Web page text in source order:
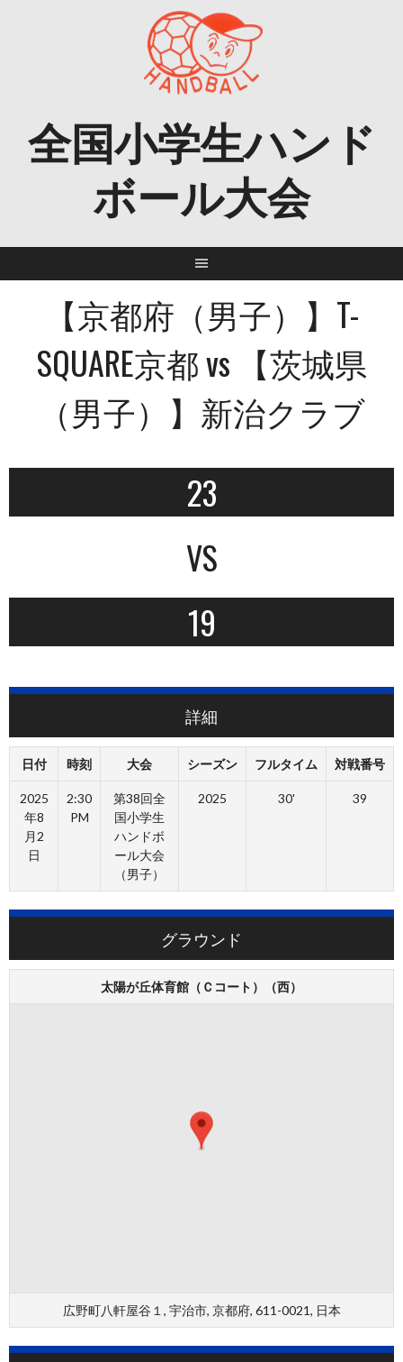
全国小学生ハンド
ボール大会
【京都府（男子）】T-
SQUARE京都 vs 【茨城県
（男子）】新治クラブ
23
VS
19
詳細
日付 時刻 大会 シーズン フルタイム 対戦番号
2025
年8
月2
日
2:30
PM
第38回全
国小学生
ハンドボ
ール大会
（男子）
2025 30' 39
グラウンド
太陽が丘体育館（Ｃコート）（西）
広野町八軒屋谷１, 宇治市, 京都府, 611-0021, 日本